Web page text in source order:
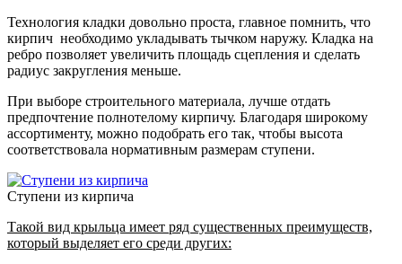
Технология кладки довольно проста, главное помнить, что
кирпич необходимо укладывать тычком наружу. Кладка на
ребро позволяет увеличить площадь сцепления и сделать
радиус закругления меньше.
При выборе строительного материала, лучше отдать
предпочтение полнотелому кирпичу. Благодаря широкому
ассортименту, можно подобрать его так, чтобы высота
соответствовала нормативным размерам ступени.
Ступени из кирпича
Такой вид крыльца имеет ряд существенных преимуществ,
который выделяет его среди других: